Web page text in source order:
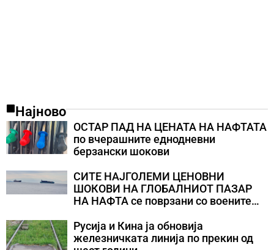
Најново
ОСТАР ПАД НА ЦЕНАТА НА НАФТАТА
по вчерашните еднодневни
берзански шокови
СИТЕ НАЈГОЛЕМИ ЦЕНОВНИ
ШОКОВИ НА ГЛОБАЛНИОТ ПАЗАР
НА НАФТА се поврзани со воените
Русија и Кина ја обновија
железничката линија по прекин од